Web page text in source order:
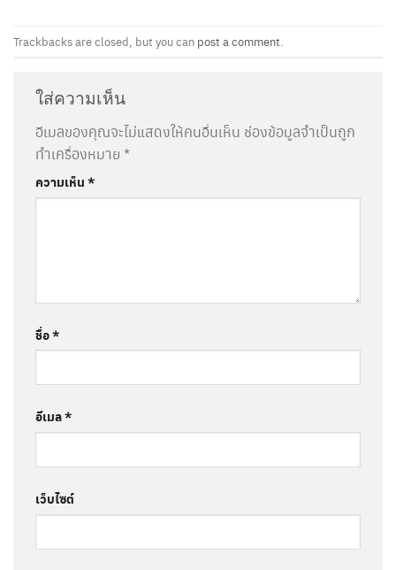
Trackbacks are closed, but you can post a comment
ใส่ความเห็น
อีเมลของคุณจะไม่แสดงให้คนอื่นเห็น ช่องข้อมูลจำเป็นถูก
ทำเครื่องหมาย *
ความเห็น*
ชื่อ*
อีเมล*
เว็บไซต์